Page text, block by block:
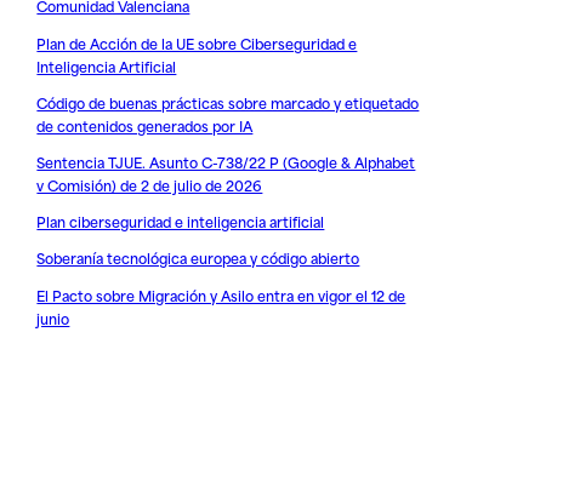
Comunidad Valenciana
Plan de Acción de la UE sobre Ciberseguridad e
Inteligencia Artificial
Código de buenas prácticas sobre marcado y etiquetado
de contenidos generados por IA
Sentencia TJUE. Asunto C-738/22 P (Google & Alphabet
v Comisión) de 2 de julio de 2026
Plan ciberseguridad e inteligencia artificial
Soberanía tecnológica europea y código abierto
El Pacto sobre Migración y Asilo entra en vigor el 12 de
junio